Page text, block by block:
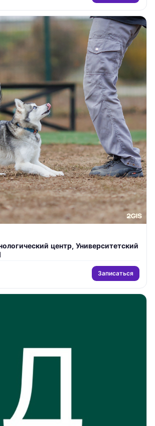
центр, Университетский
Записаться